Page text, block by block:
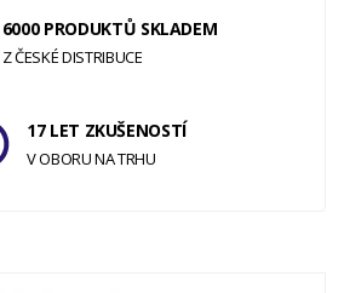
6000 PRODUKTŮ SKLADEM
Z ČESKÉ DISTRIBUCE
17 LET ZKUŠENOSTÍ
V OBORU NA TRHU